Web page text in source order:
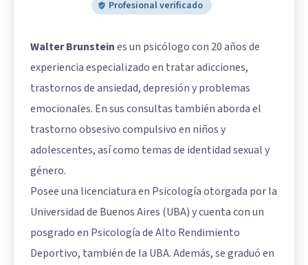
Profesional verificado
Walter Brunsteines un psicólogo con 20 años de
experiencia especializado en tratar adicciones,
trastornos de ansiedad, depresión y problemas
emocionales. En sus consultas también aborda el
trastorno obsesivo compulsivo en niños y
adolescentes, así como temas de identidad sexual y
género.
Posee una licenciatura en Psicología otorgada por la
Universidad de Buenos Aires (UBA) y cuenta con un
posgrado en Psicología de Alto Rendimiento
Deportivo, también de la UBA. Además, se graduó en